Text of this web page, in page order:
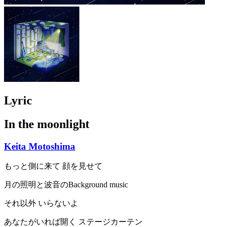
Lyric
In the moonlight
Keita Motoshima
もっと側に来て 顔を見せて
月の照明と波音のBackground music
それ以外 いらないよ
あなたがいれば開く ステージカーテン